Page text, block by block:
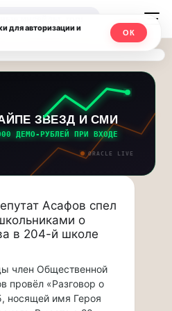
ЗВЕЗД И СМИ
ДЕМО-РУБЛЕЙ ПРИ ВХОДЕ
ORACLE LIVE
Асафов спел
о
в 204-й школе
член Общественной
провёл «Разговор о
носящей имя Героя
для авторизации и
ОК